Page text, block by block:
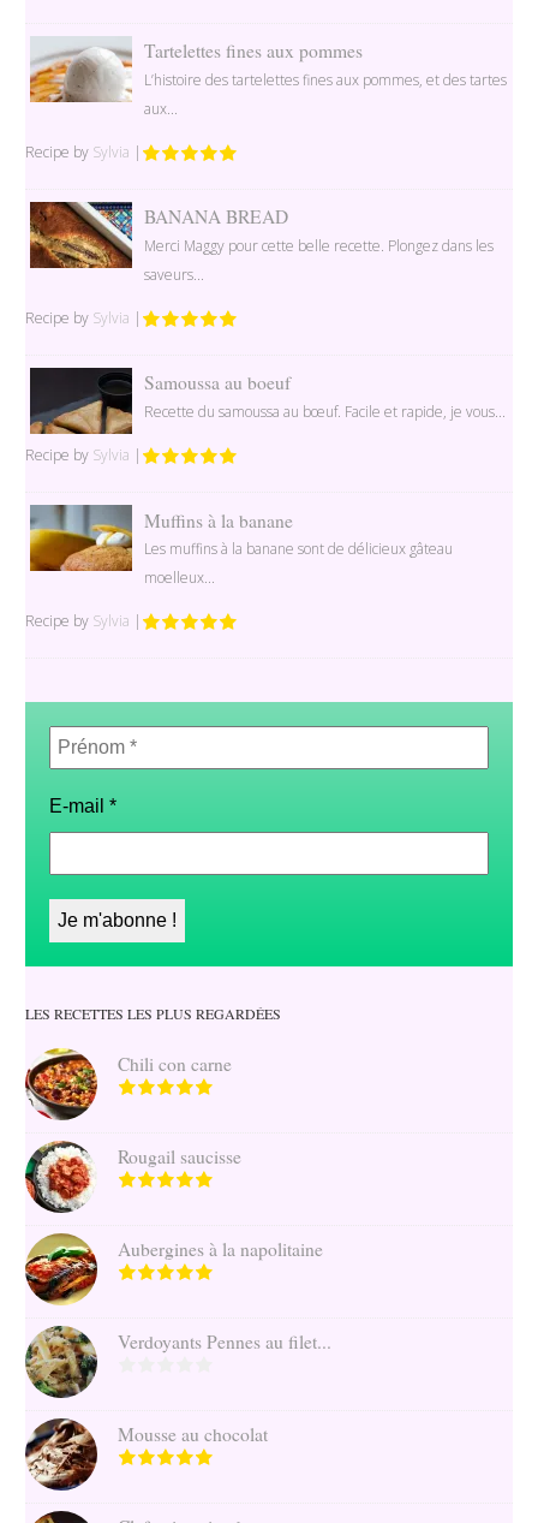
Tartelettes fines aux pommes
L’histoire des tartelettes fines aux pommes, et des tartes
aux...
Recipe by Sylvia |
BANANA BREAD
Merci Maggy pour cette belle recette. Plongez dans les
saveurs...
Recipe by Sylvia |
Samoussa au boeuf
Recette du samoussa au bœuf. Facile et rapide, je vous...
Recipe by Sylvia |
Muffins à la banane
Les muffins à la banane sont de délicieux gâteau
moelleux...
Recipe by Sylvia
Prénom
E-mail*
LES RECETTES LES PLUS REGARDÉES
Chili con carne
Rougail saucisse
Aubergines à la napolitaine
Verdoyants Pennes au filet...
Mousse au chocolat